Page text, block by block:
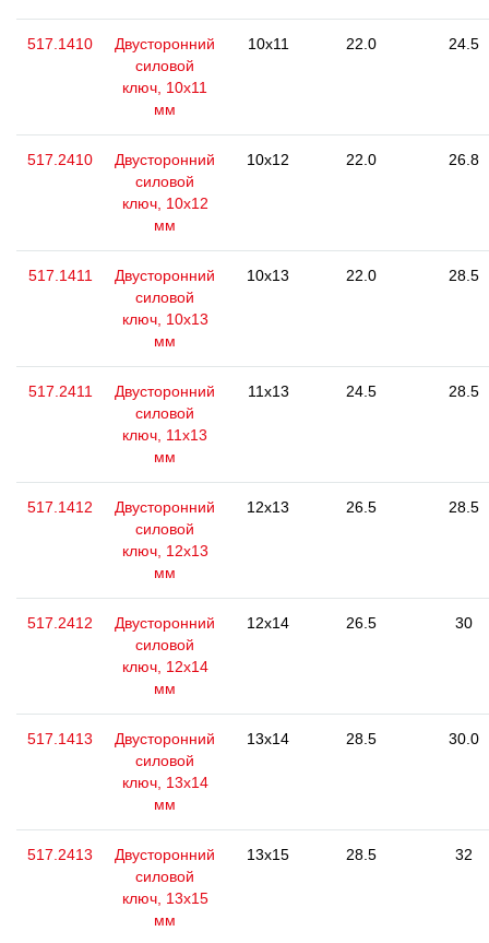
517.1410
Двусторонний
силовой
ключ, 10x11
мм
10x11 22.0 24.5
517.2410
Двусторонний
силовой
ключ, 10x12
мм
10x12 22.0 26.8
517.1411
Двусторонний
силовой
ключ, 10x13
мм
10x13 22.0 28.5
517.2411
Двусторонний
силовой
ключ, 11x13
мм
11x13 24.5 28.5
517.1412
Двусторонний
силовой
ключ, 12x13
мм
12x13 26.5 28.5
517.2412
Двусторонний
силовой
ключ, 12x14
мм
12x14 26.5 30
517.1413
Двусторонний
силовой
ключ, 13x14
мм
13x14 28.5 30.0
517.2413
Двусторонний
силовой
ключ, 13x15
мм
13x15 28.5 32